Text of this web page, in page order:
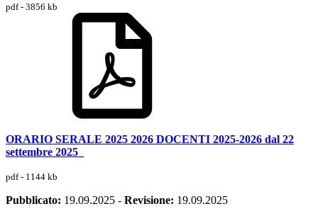
pdf - 3856 kb
ORARIO SERALE 2025 2026 DOCENTI 2025-2026 dal 22
settembre 2025_
pdf - 1144 kb
Pubblicato: 19.09.2025 - Revisione: 19.09.2025